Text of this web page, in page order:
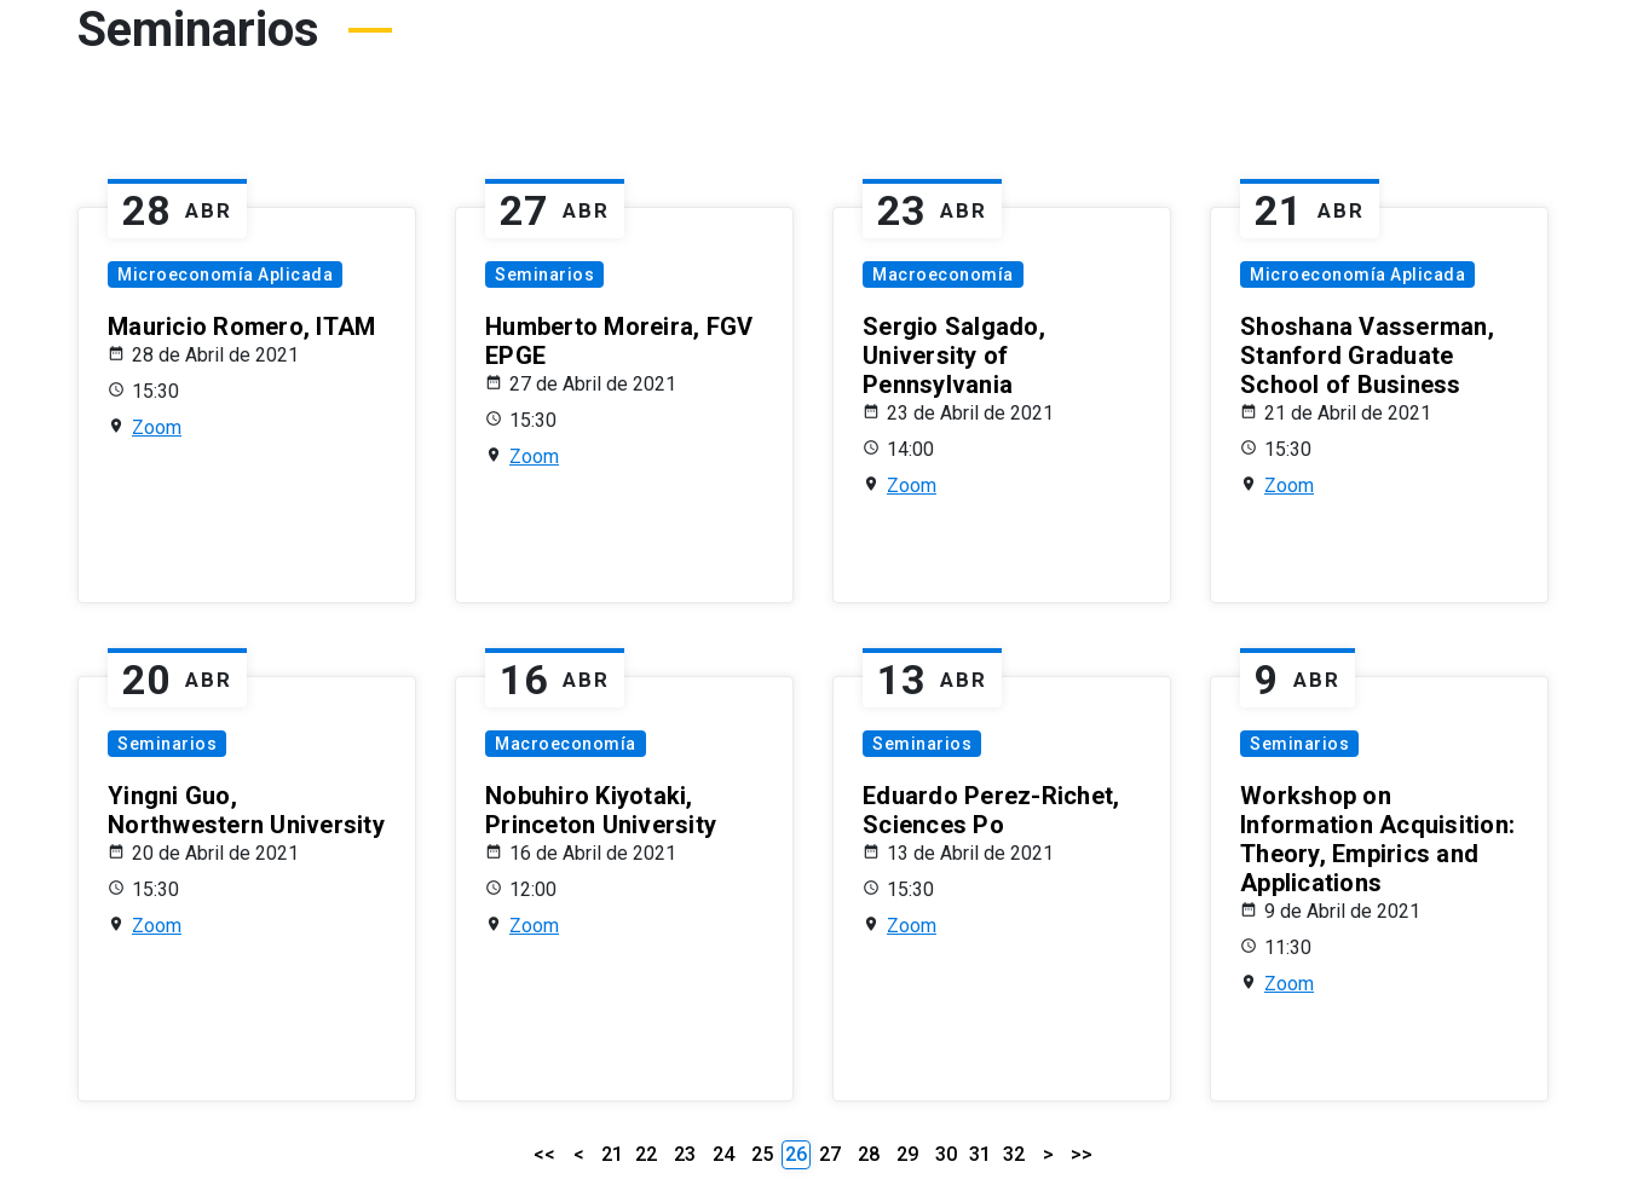
Seminarios
28 ABR
Microeconomía Aplicada
Mauricio Romero, ITAM
28 de Abril de 2021
15:30
Zoom
27 ABR
Seminarios
Humberto Moreira, FGV
EPGE
27 de Abril de 2021
15:30
Zoom
23 ABR
Macroeconomía
Sergio Salgado,
University of
Pennsylvania
23 de Abril de 2021
14:00
Zoom
21 ABR
Microeconomía Aplicada
Shoshana Vasserman,
Stanford Graduate
School of Business
21 de Abril de 2021
15:30
Zoom
20 ABR
Seminarios
Yingni Guo,
Northwestern University
20 de Abril de 2021
15:30
Zoom
16 ABR
Macroeconomía
Nobuhiro Kiyotaki,
Princeton University
16 de Abril de 2021
12:00
Zoom
13 ABR
Seminarios
Eduardo Perez-Richet,
Sciences Po
13 de Abril de 2021
15:30
Zoom
9 ABR
Seminarios
Workshop on
Information Acquisition:
Theory, Empirics and
Applications
9 de Abril de 2021
11:30
Zoom
<< < 21 22 23 24 25 26 27 28 29 30 31 32 > >>